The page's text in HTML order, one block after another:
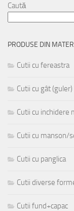
Caută
PRODUSE DIN
Cutii cu fereastra
Cutii cu gât (guler)
Cutii cu inchidere
Cutii cu manson/
Cutii cu panglica
Cutii diverse
Cutii fund+capac